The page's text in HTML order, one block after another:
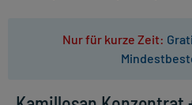
Nur für kurze Zeit: